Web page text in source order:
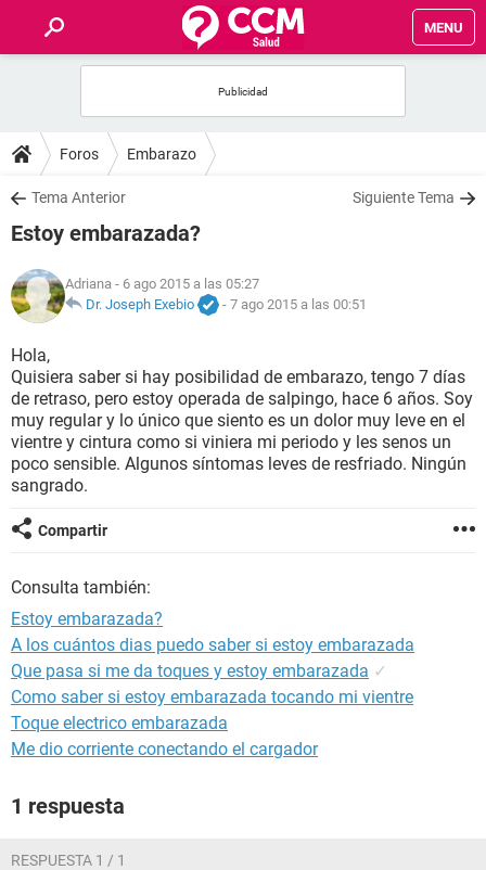
MENU
FOROS
SALUD
FAMILIA
NUTRICIÓN
BIENESTAR
SEXUALIDAD
GLOSARIO
Foros Embarazo
Tema Anterior Siguiente Tema
Estoy embarazada?
Adriana - 6 ago 2015 a las 05:27
Dr. Joseph Exebio
- 7 ago 2015 a las 00:51
Hola,
Quisiera saber si hay posibilidad de embarazo, tengo 7 días
de retraso, pero estoy operada de salpingo, hace 6 años. Soy
muy regular y lo único que siento es un dolor muy leve en el
vientre y cintura como si viniera mi periodo y les senos un
poco sensible. Algunos síntomas leves de resfriado. Ningún
sangrado.
Compartir
Consulta también:
Estoy embarazada?
A los cuántos dias puedo saber si estoy embarazada
Que pasa si me da toques y estoy embarazada ✓
Como saber si estoy embarazada tocando mi vientre
Toque electrico embarazada
Me dio corriente conectando el cargador
1 respuesta
RESPUESTA 1 / 1